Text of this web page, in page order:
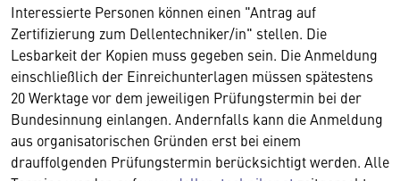
Interessierte Personen können einen "Antrag auf
Zertifizierung zum Dellentechniker/in" stellen. Die
Lesbarkeit der Kopien muss gegeben sein. Die Anmeldung
einschließlich der Einreichunterlagen müssen spätestens
20 Werktage vor dem jeweiligen Prüfungstermin bei der
Bundesinnung einlangen. Andernfalls kann die Anmeldung
aus organisatorischen Gründen erst bei einem
drauffolgenden Prüfungstermin berücksichtigt werden. Alle